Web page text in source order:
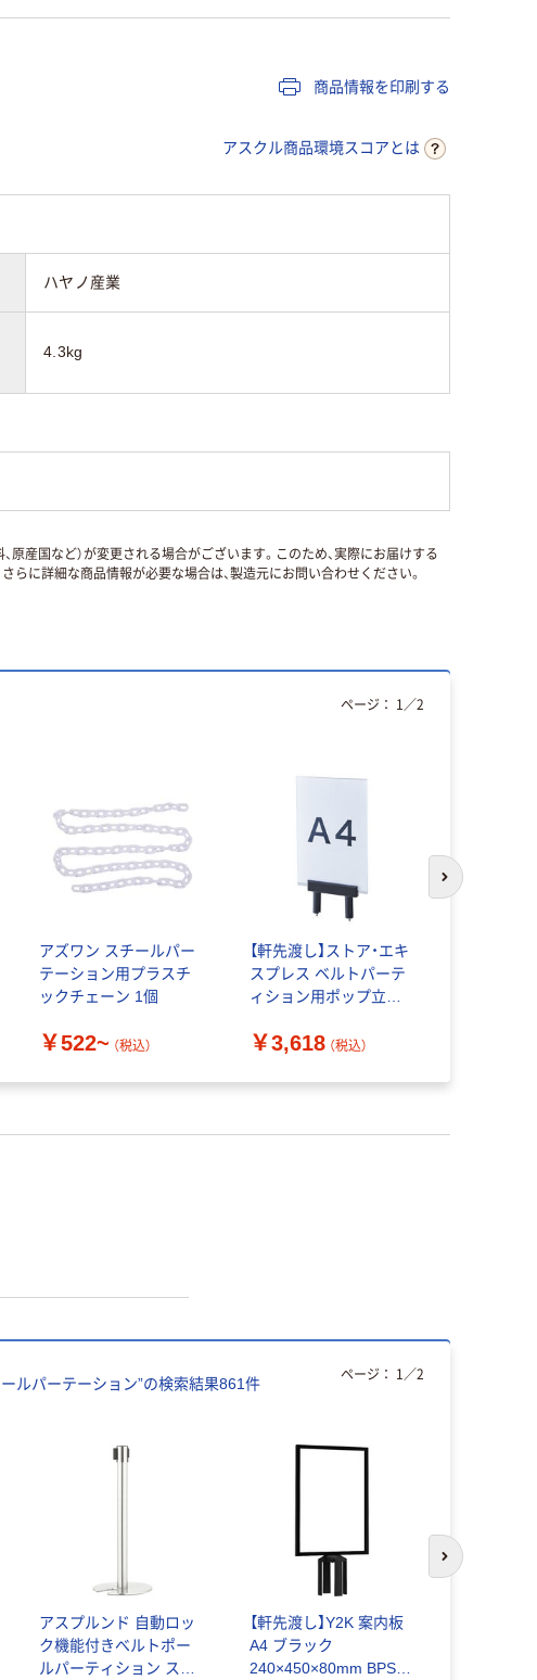
商品情報を印刷する
アスクル商品環境スコアとは
ハヤノ産業
4.3kg
原産国など）が変更される場合がございます。このため、実際にお届けする
に詳細な商品情報が必要な場合は、製造元にお問い合わせください。
アズワン スチールパー
テーション用プラスチ
ックチェーン 1個
￥522~ （税込）
【軒先渡し】ストア・エキ
スプレス ベルトパーテ
ィション用ポップ立
（直送品）
￥3,618 （税込）
ページ： 1 ／2
次のスライド
ルパーテーション”の検索結果861件
アスプルンド 自動ロッ
ク機能付きべルトポー
ルパーティション スタ
【軒先渡し】Y2K 案内板
A4 ブラック
240×450×80mm BPSB-
ページ： 1 ／2
次のスライド